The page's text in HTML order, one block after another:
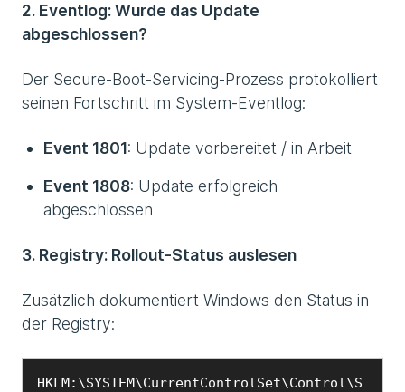
2. Eventlog: Wurde das Update
abgeschlossen?
Der Secure-Boot-Servicing-Prozess protokolliert
seinen Fortschritt im System-Eventlog:
Event 1801: Update vorbereitet / in Arbeit
Event 1808: Update erfolgreich
abgeschlossen
3. Registry: Rollout-Status auslesen
Zusätzlich dokumentiert Windows den Status in
der Registry:
HKLM:\SYSTEM\CurrentControlSet\Control\S